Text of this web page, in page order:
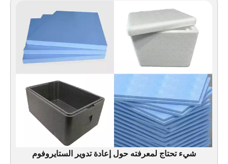
شيء تحتاج لمعرفته حول إعادة تدوير الستايروفوم